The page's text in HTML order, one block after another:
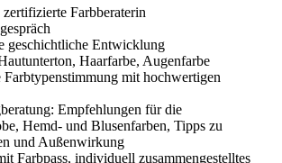
Farbberaterin
geschichtliche Entwicklung
Haarfarbe, Augenfarbe
Farbtypenstimmung mit hochwertigen
Empfehlungen für die
Hemd- und Blusenfarben, Tipps zu
und Außenwirkung
Farbpass, individuell zusammengestelltes